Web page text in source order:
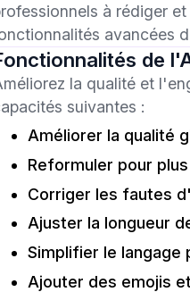
à rédiger
avancées
de
la qualité et
suivantes :
Améliorer la qualité
Reformuler pour
Corriger les fautes
Ajuster la longueur
Simplifier le langage
Ajouter des emojis